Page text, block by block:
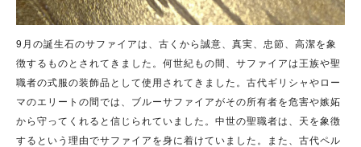
9月の誕生石のサファイアは、古くから誠意、真実、忠節、高潔を象
徴するものとされてきました。何世紀もの間、サファイアは王族や聖
職者の式服の装飾品として使用されてきました。古代ギリシャやロー
マのエリートの間では、ブルーサファイアがその所有者を危害や嫉妬
から守ってくれると信じられていました。中世の聖職者は、天を象徴
するという理由でサファイアを身に着けていました。また、古代ペル